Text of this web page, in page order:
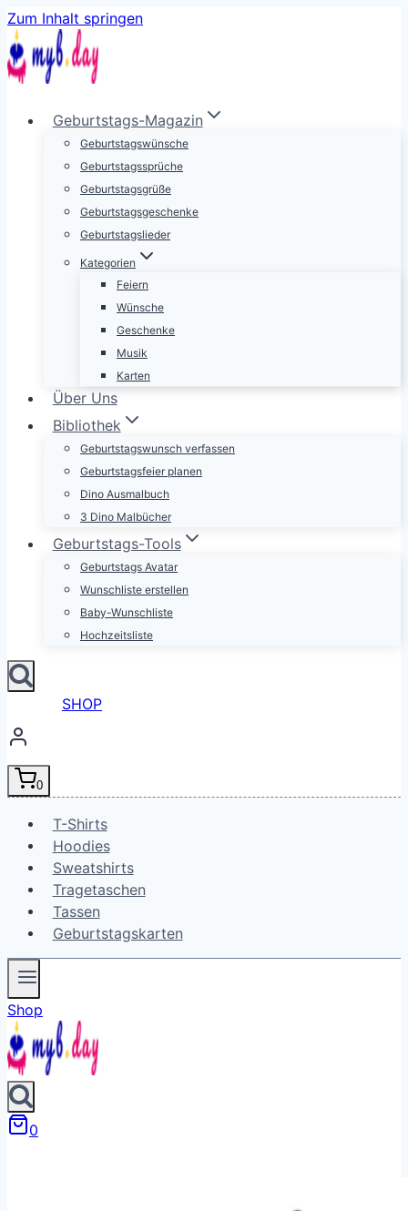
Zum Inhalt springen
Geburtstags-Magazin
Geburtstagswünsche
Geburtstagssprüche
Geburtstagsgrüße
Geburtstagsgeschenke
Geburtstagslieder
Kategorien
Feiern
Wünsche
Geschenke
Musik
Karten
Über Uns
Bibliothek
Geburtstagswunsch verfassen
Geburtstagsfeier planen
Dino Ausmalbuch
3 Dino Malbücher
Geburtstags-Tools
Geburtstags Avatar
Wunschliste erstellen
Baby-Wunschliste
Hochzeitsliste
SHOP
0
T-Shirts
Hoodies
Sweatshirts
Tragetaschen
Tassen
Geburtstagskarten
Shop
0